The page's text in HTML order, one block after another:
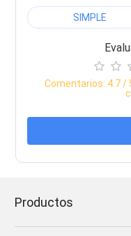
SIMPLE
Comentarios: 4.7/
Productos